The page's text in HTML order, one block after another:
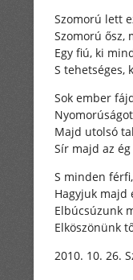
Szomorú lett
Szomorú ősz,
Egy fiú, ki
S tehetséges,
Sok ember
Majd utolsó
Sír majd az
S minden
Hagyjuk majd
Elbúcsúzunk
Elköszönünk
2010. 10. 26.